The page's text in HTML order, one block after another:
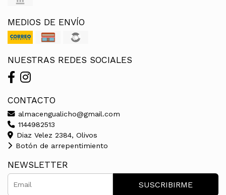
MEDIOS DE ENVÍO
NUESTRAS REDES SOCIALES
CONTACTO
almacengualicho@gmail.com
1144982513
Diaz Velez 2384, Olivos
Botón de arrepentimiento
NEWSLETTER
SUSCRIBIRME